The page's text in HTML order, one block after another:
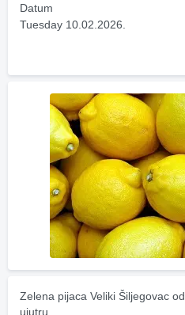
Datum
Tuesday 10.02.2026.
Zelena pijaca Veliki Šiljegovac
ujutru.